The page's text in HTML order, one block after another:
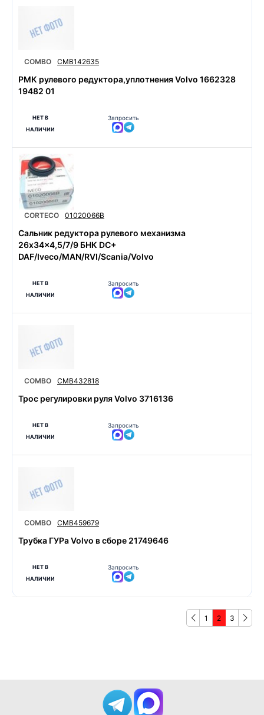
COMBO CMB142635
РМК рулевого редуктора,уплотнения Volvo 1662328
19482 01
НЕТ В
НАЛИЧИИ
Запросить
CORTECO 01020066B
Сальник редуктора рулевого механизма
26x34x4,5/7/9 БНК DC+
DAF/Iveco/MAN/RVI/Scania/Volvo
НЕТ В
НАЛИЧИИ
Запросить
COMBO CMB432818
Трос регулировки руля Volvo 3716136
НЕТ В
НАЛИЧИИ
Запросить
COMBO CMB459679
Трубка ГУРа Volvo в сборе 21749646
НЕТ В
НАЛИЧИИ
Запросить
1 2 3